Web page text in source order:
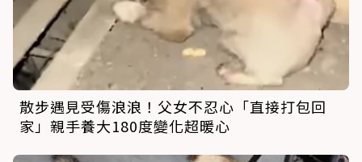
散步遇見受傷浪浪！父女不忍心「直接打包回
家」親手養大180度變化超暖心